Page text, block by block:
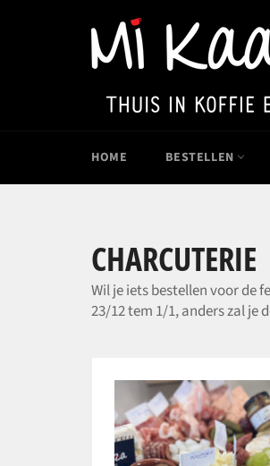
HOME BESTELLEN
CHARCUTERIE
Wil je iets bestellen voor de
23/12 tem 1/1, anders zal je